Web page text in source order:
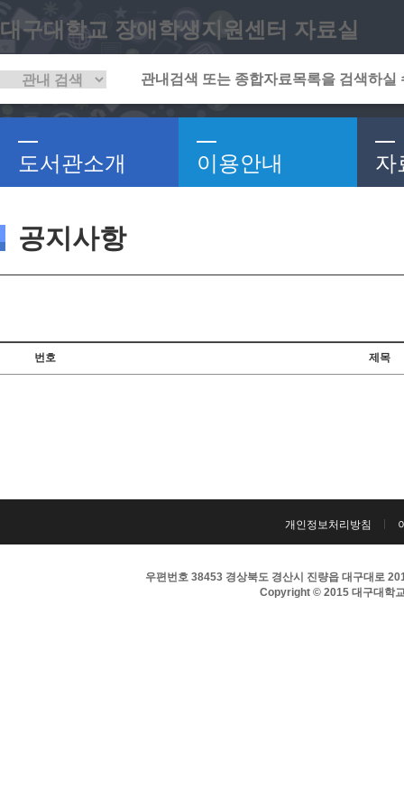
대구대학교 장애학생지원센터 자료실
도서관소개 이용안내 자
공지사항
번호 제목
개인정보처리방침
우편번호 38453 경상북도 경산시 진량읍 대구대로
Copyright © 2015 대구대학